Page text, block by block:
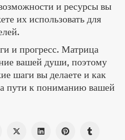
и ресурсы вы
их использовать для
и прогресс. Матрица
вашей души, поэтому
шаги вы делаете и как
пути к пониманию вашей